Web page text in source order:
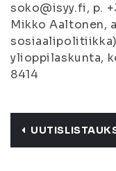
soko@isyy.fi, p.
Mikko Aaltonen,
ylioppilaskunta,
8414